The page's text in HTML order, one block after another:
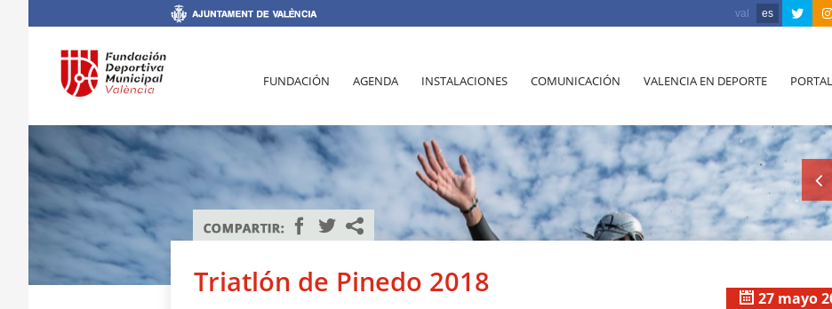
val es
FUNDACIÓN AGENDA INSTALACIONES COMUNICACIÓN VALENCIA EN DEPORTE
Triatlón de Pinedo 2018
27 mayo